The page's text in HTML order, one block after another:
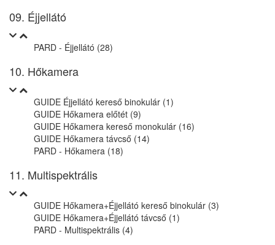
09. Éjjellátó
PARD - Éjjellátó (28)
10. Hőkamera
GUIDE Éjjellátó kereső binokulár (1)
GUIDE Hőkamera előtét (9)
GUIDE Hőkamera kereső monokulár (16)
GUIDE Hőkamera távcső (14)
PARD - Hőkamera (18)
11. Multispektrális
GUIDE Hőkamera+Éjjellátó kereső binokulár (3)
GUIDE Hőkamera+Éjjellátó távcső (1)
PARD - Multispektrális (4)